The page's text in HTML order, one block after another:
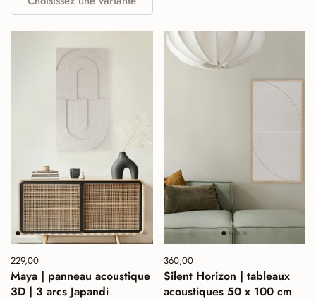
Prix :
229,00
Maya | panneau acoustique
3D | 3 arcs Japandi
Prix :
360,00
Silent Horizon | tableaux
acoustiques 50 x 100 cm